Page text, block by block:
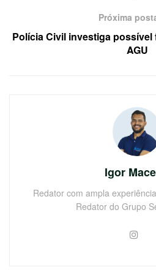
Próxima
Polícia Civil investiga
AGU
Igor
Redator com ampla
Redator do Grupo